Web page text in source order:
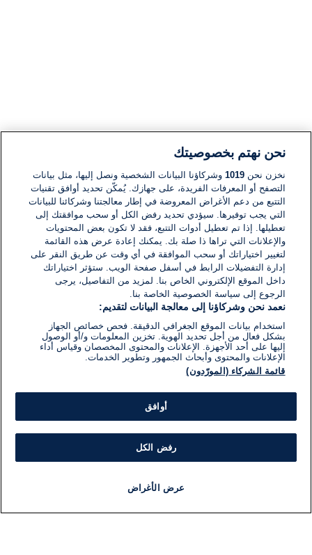
نحن نهتم بخصوصيتك
نخزن نحن1019 وشركاؤنا البيانات الشخصية ونصل إليها، مثل بيانات
التصفح أو المعرفات الفريدة، على جهازك. يُمكّن تحديد أوافق تقنيات
التتبع من دعم الأغراض المعروضة في إطار معالجتنا وشركائنا للبيانات
التي يجب توفيرها. سيؤدي تحديد رفض الكل أو سحب موافقتك إلى
تعطيلها. إذا تم تعطيل أدوات التتبع، فقد لا تكون بعض المحتويات
والإعلانات التي تراها ذا صلة بك. يمكنك إعادة عرض هذه القائمة
لتغيير اختياراتك أو سحب الموافقة في أي وقت عن طريق النقر على
إدارة التفضيلات الرابط في أسفل صفحة الويب. ستؤثر اختياراتك
داخل الموقع الإلكتروني الخاص بنا. لمزيد من التفاصيل، يرجى
الرجوع إلى سياسة الخصوصية الخاصة بنا.
نعمد نحن وشركاؤنا إلى معالجة البيانات لتقديم:
استخدام بيانات الموقع الجغرافي الدقيقة. فحص خصائص الجهاز
بشكل فعال من أجل تحديد الهوية. تخزين المعلومات و/أو الوصول
إليها على أحد الأجهزة. الإعلانات والمحتوى المخصصان وقياس أداء
الإعلانات والمحتوى وأبحاث الجمهور وتطوير الخدمات.
قائمة الشركاء (المورّدون)
أوافق
رفض الكل
عرض الأغراض